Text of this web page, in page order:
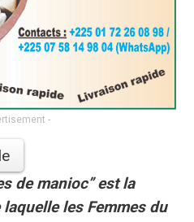
-
de manioc’’ est la
les Femmes du